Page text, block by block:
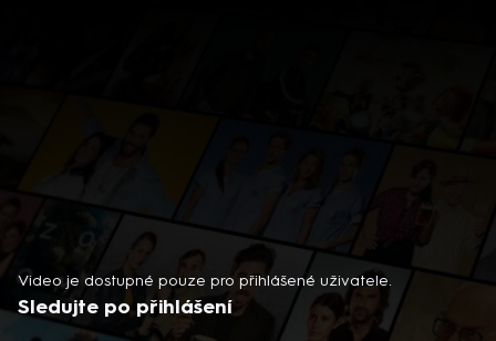
Video je dostupné pouze pro přihlášené uživatele.
Sledujte po přihlášení